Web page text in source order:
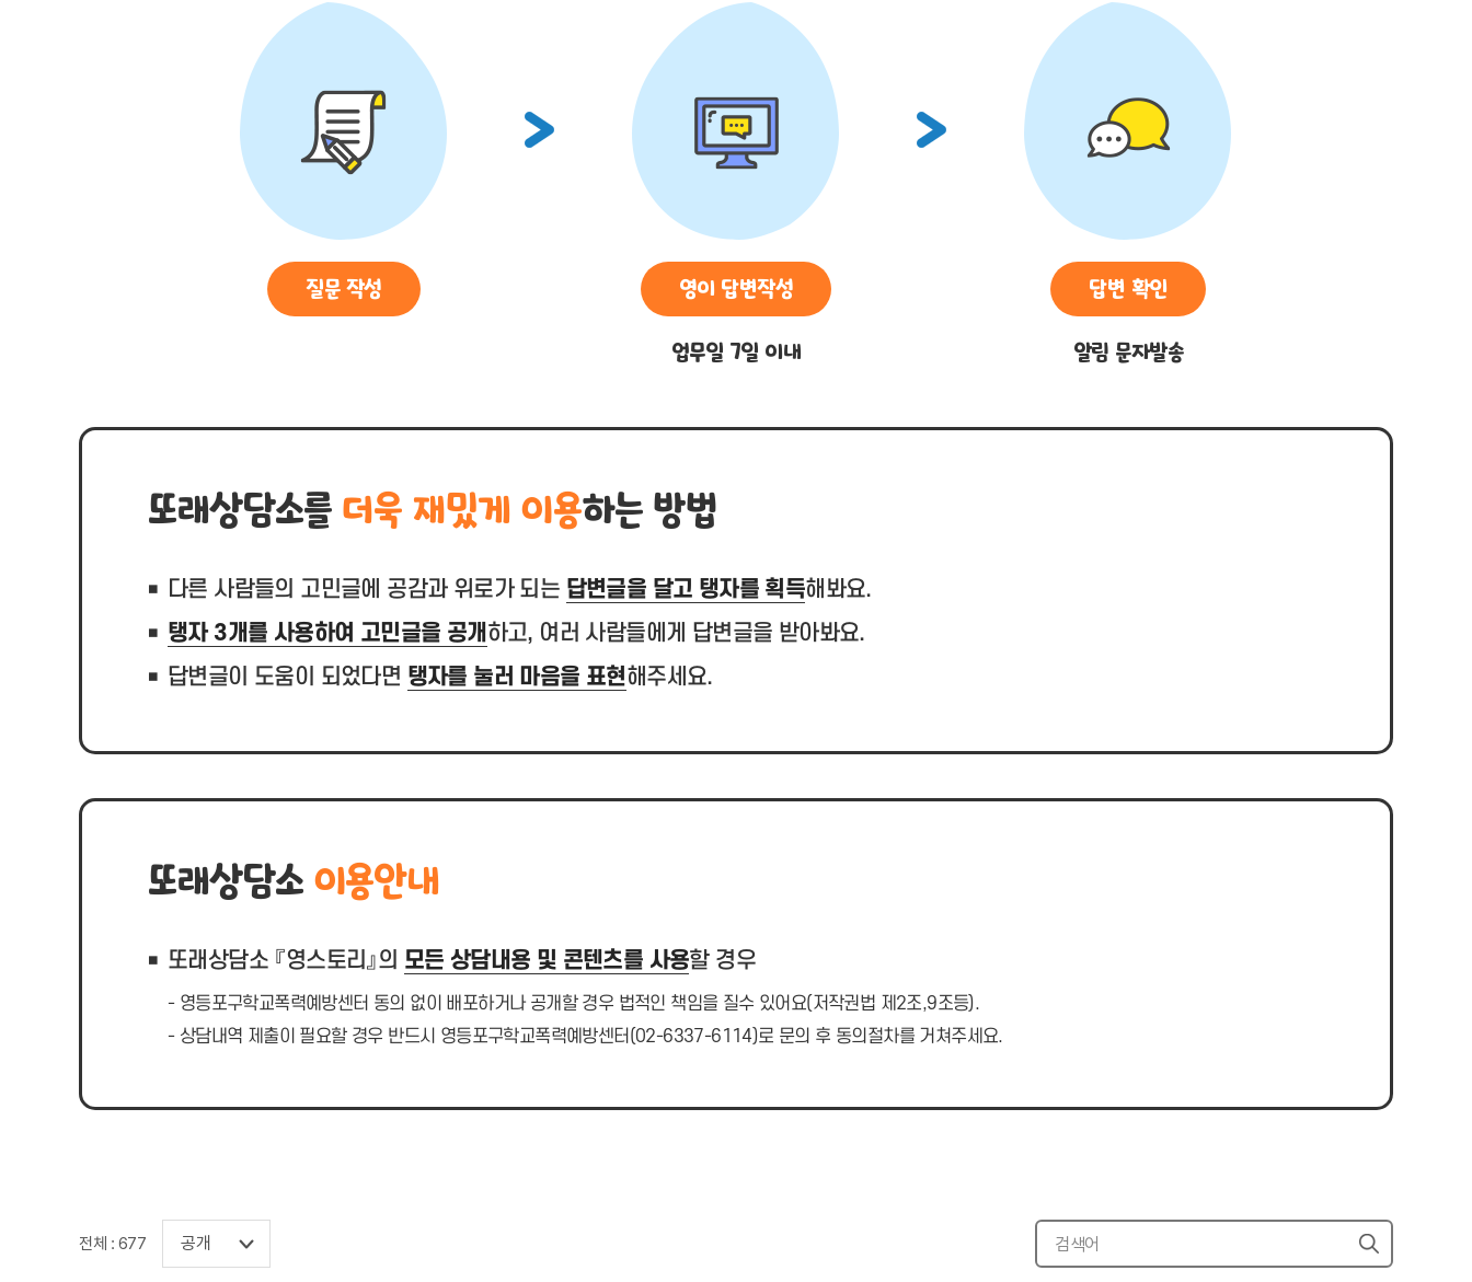
질문 작성 영이 답변작성
업무일 7일 이내
답변 확인
알림 문자발송
또래상담소를 더욱 재밌게 이용하는 방법
다른 사람들의 고민글에 공감과 위로가 되는 답변글을 달고 탱자를 획득해봐요.
탱자 3개를 사용하여 고민글을 공개 하고, 여러 사람들에게 답변글을 받아봐요.
답변글이 도움이 되었다면 탱자를 눌러 마음을 표현해주세요.
또래상담소 이용안내
또래상담소 『영스토리』의 모든 상담내용 및 콘텐츠를 사용할 경우
- 영등포구학교폭력예방센터 동의 없이 배포하거나 공개할 경우 법적인 책임을 질수 있어요(저작권법 제2조,9조등).
- 상담내역 제출이 필요할 경우 반드시 영등포구학교폭력예방센터(02-6337-6114)로 문의 후 동의절차를 거쳐주세요.
전체 : 677